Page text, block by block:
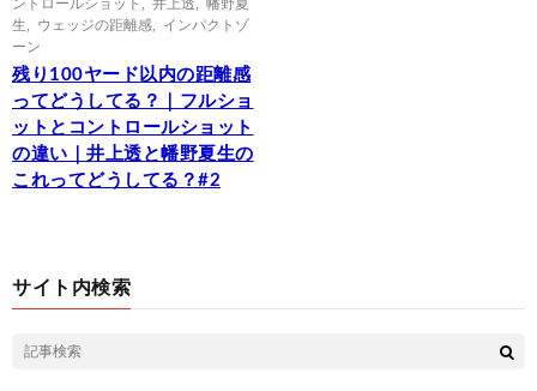
生
ウェッジの距離感
インパクトゾ
ーン
残り100ヤード以内の距離感
ってどうしてる？｜フルショ
ットとコントロールショット
の違い｜井上透と幡野夏生の
これってどうしてる？#2
サイト内検索